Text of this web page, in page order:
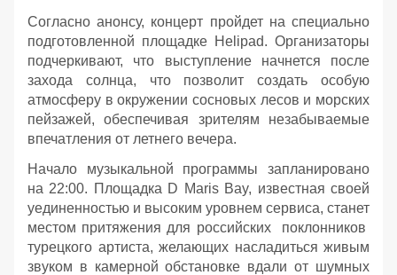
Согласно анонсу, концерт пройдет на специально
подготовленной площадке Helipad. Организаторы
подчеркивают, что выступление начнется после
захода солнца, что позволит создать особую
атмосферу в окружении сосновых лесов и морских
пейзажей, обеспечивая зрителям незабываемые
впечатления от летнего вечера.
Начало музыкальной программы запланировано
на 22:00. Площадка D Maris Bay, известная своей
уединенностью и высоким уровнем сервиса, станет
местом притяжения для российских поклонников
турецкого артиста, желающих насладиться живым
звуком в камерной обстановке вдали от шумных